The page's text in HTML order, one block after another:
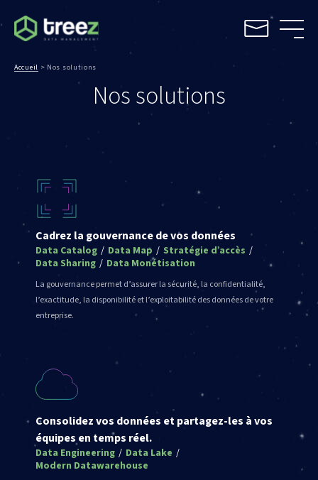
Accueil > Nos solutions
Nos solutions
Cadrez la gouvernance de vos données
Data Catalog / Data Map / Stratégie d’accès /
Data Sharing / Data Monétisation
La gouvernance permet d’assurer la sécurité, la confidentialité,
l’exactitude, la disponibilité et l’exploitabilité des données de votre
entreprise.
Consolidez vos données et partagez-les à vos
équipes en temps réel.
Data Engineering / Data Lake /
Modern Datawarehouse